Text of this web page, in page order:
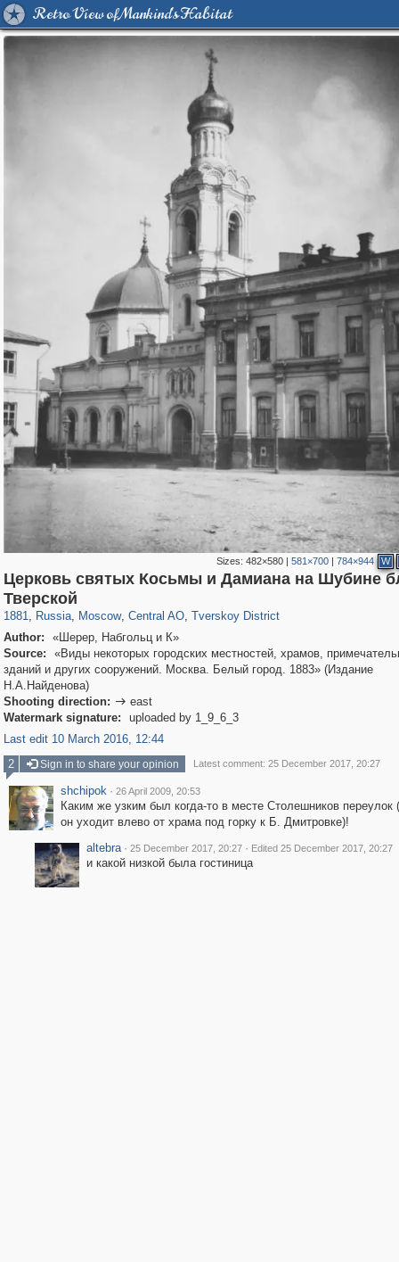
Retro View of Mankind's Habitat
Sizes:482×580 |581×700 |784×944 W
Церковь святых Косьмы и Дамиана на Шубине
Тверской
1881, Russia
1,407,348
, Moscow
319,882
, Central AO, Tverskoy District
Author:
«Шерер, Набгольц и К»
Source:
«Виды некоторых городских местностей, храмов,
зданий и других сооружений. Москва. Белый город. 1883» (Издание
Н.А.Найденова)
Shooting direction:  east
Watermark signature:
uploaded by 1_9_6_3
Last edit 10 March 2016, 12:44
2
Sign in to share your opinion Latest comment: 25 December 2017, 20:27
shchipok · 26 April 2009, 20:53
Каким же узким был когда-то в месте Столешников переулок
он уходит влево от храма под горку к Б. Дмитровке)!
altebra · 25 December 2017, 20:27 · Edited 25 December 2017, 20:27
и какой низкой была гостиница